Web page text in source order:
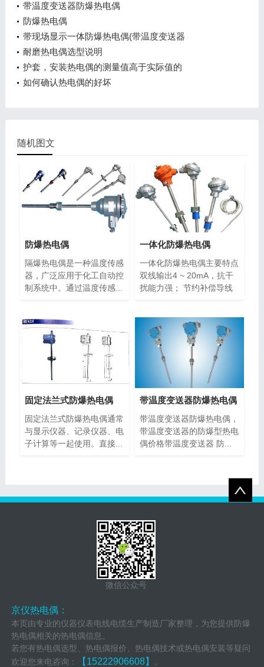
带温度变送器防爆热电偶
防爆热电偶
带现场显示一体防爆热电偶(带温度变送器
耐磨热电偶选型说明
护套，安装热电偶的测量值高于实际值的
如何确认热电偶的好坏
随机图文
防爆热电偶
隔爆热电偶是一种温度传感
器，广泛应用于化工自动控
制系统中。通过温度传感...
一体化防爆热电偶
一体化防爆热电偶主要特点
双线输出4 ~ 20mA，抗干
扰能力强； 节约补偿导线
固定法兰式防爆热电偶
固定法兰式防爆热电偶通常
与显示仪器、记录仪器、电
子计算等一起使用。直接...
带温度变送器防爆热电偶
带温度变送器防爆热电偶，
带温度变送器的防爆型热电
偶价格带温度变送器 防...
微信公众号
京仪热电偶：
本页由专业的仪器仪表电线电缆生产制造厂家整理，为您提供防爆
热电偶相关的热电偶信息。
若您有热电偶选型、热电偶报价、热电偶技术或热电偶安装等疑问
欢迎您来电咨询：
【15222906608】 。